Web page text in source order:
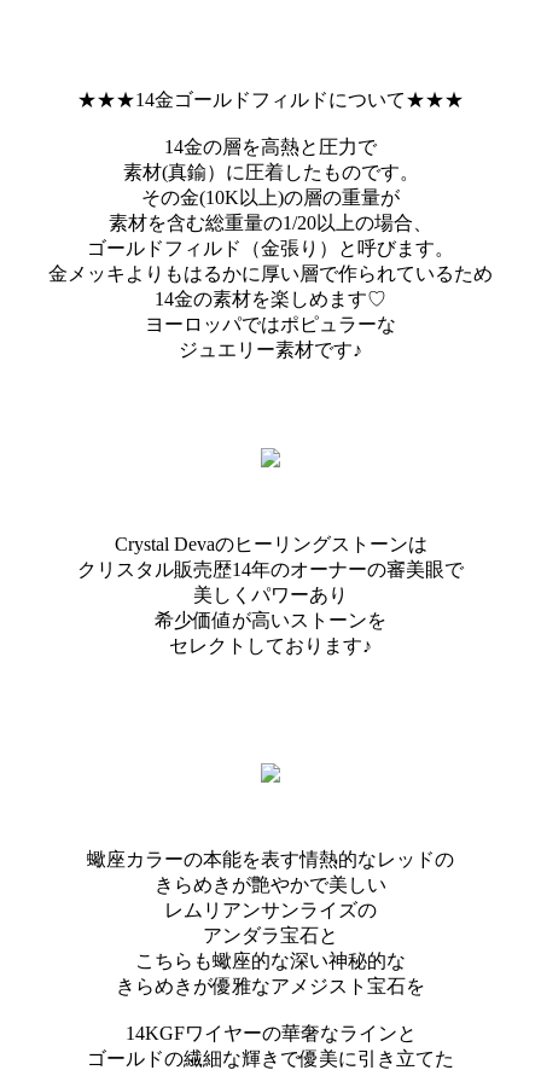
★★★14金ゴールドフィルドについて★★★
14金の層を高熱と圧力で
素材(真鍮）に圧着したものです。
その金(10K以上)の層の重量が
素材を含む総重量の1/20以上の場合、
ゴールドフィルド（金張り）と呼びます。
金メッキよりもはるかに厚い層で作られているため
14金の素材を楽しめます♡
ヨーロッパではポピュラーな
ジュエリー素材です♪
Crystal Devaのヒーリングストーンは
クリスタル販売歴14年のオーナーの審美眼で
美しくパワーあり
希少価値が高いストーンを
セレクトしております♪
蠍座カラーの本能を表す情熱的なレッドの
きらめきが艶やかで美しい
レムリアンサンライズの
アンダラ宝石と
こちらも蠍座的な深い神秘的な
きらめきが優雅なアメジスト宝石を
14KGFワイヤーの華奢なラインと
ゴールドの繊細な輝きで優美に引き立てた